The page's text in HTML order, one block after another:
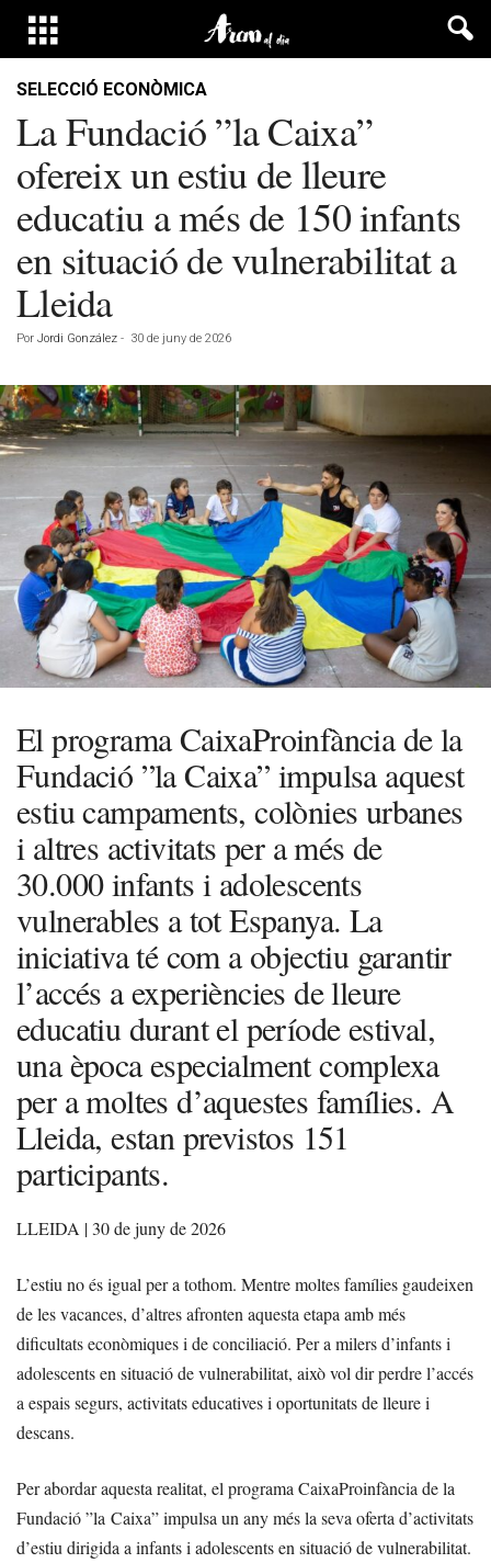
SELECCIÓ ECONÒMICA
La Fundació ”la Caixa”
ofereix un estiu de lleure
educatiu a més de 150 infants
en situació de vulnerabilitat a
Lleida
Por Jordi González - 30 de juny de 2026
El programa CaixaProinfància de la
Fundació ”la Caixa” impulsa aquest
estiu campaments, colònies urbanes
i altres activitats per a més de
30.000 infants i adolescents
vulnerables a tot Espanya. La
iniciativa té com a objectiu garantir
l’accés a experiències de lleure
educatiu durant el període estival,
una època especialment complexa
per a moltes d’aquestes famílies. A
Lleida, estan previstos 151
participants.
LLEIDA | 30 de juny de 2026
L’estiu no és igual per a tothom. Mentre moltes famílies gaudeixen
de les vacances, d’altres afronten aquesta etapa amb més
dificultats econòmiques i de conciliació. Per a milers d’infants i
adolescents en situació de vulnerabilitat, això vol dir perdre l’accés
a espais segurs, activitats educatives i oportunitats de lleure i
descans.
Per abordar aquesta realitat, el programa CaixaProinfància de la
Fundació ”la Caixa” impulsa un any més la seva oferta d’activitats
d’estiu dirigida a infants i adolescents en situació de vulnerabilitat.